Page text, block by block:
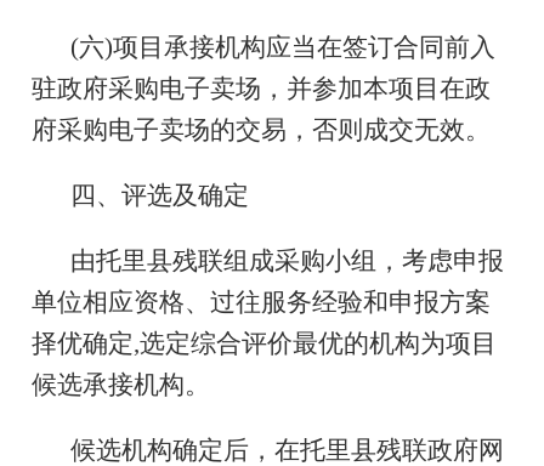
(六)项目承接机构应当在签订合同前入
驻政府采购电子卖场，并参加本项目在政
府采购电子卖场的交易，否则成交无效。
四、评选及确定
由托里县残联组成采购小组，考虑申报
单位相应资格、过往服务经验和申报方案
择优确定,选定综合评价最优的机构为项目
候选承接机构。
候选机构确定后，在托里县残联政府网